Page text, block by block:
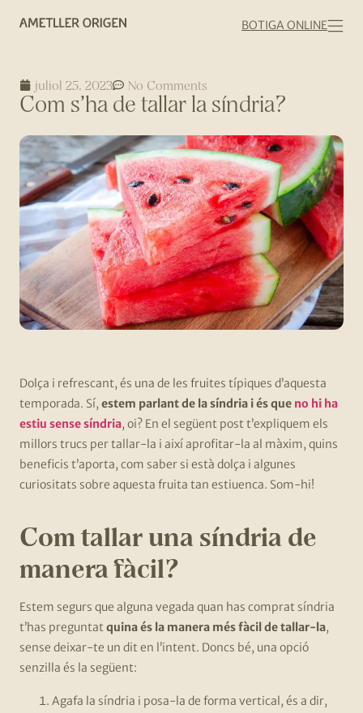
BOTIGA ONLINE
juliol 25, 2023 No Comments
Com s’ha de tallar la síndria?
Dolça i refrescant, és una de les fruites típiques d’aquesta
temporada. Sí, estem parlant de la síndria i és que no hi ha
estiu sense síndria, oi? En el següent post t’expliquem els
millors trucs per tallar-la i així aprofitar-la al màxim, quins
beneficis t’aporta, com saber si està dolça i algunes
curiositats sobre aquesta fruita tan estiuenca. Som-hi!
Com tallar una síndria de
manera fàcil?
Estem segurs que alguna vegada quan has comprat síndria
t’has preguntatquina és la manera més fàcil de tallar-la,
sense deixar-te un dit en l’intent. Doncs bé, una opció
senzilla és la següent:
Agafa la síndria i posa-la de forma vertical, és a dir,